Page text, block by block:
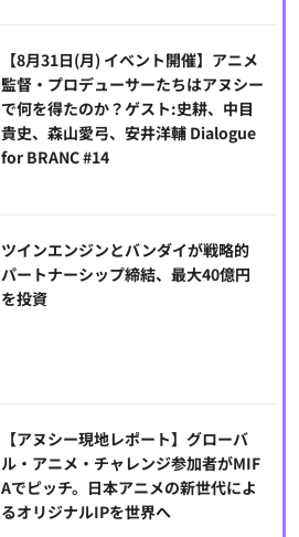
【8月31日(月) イベント開催】アニメ
監督・プロデューサーたちはアヌシー
で何を得たのか？ゲスト:史耕、中目
貴史、森山愛弓、安井洋輔 Dialogue
for BRANC #14
ツインエンジンとバンダイが戦略的
パートナーシップ締結、最大40億円
を投資
【アヌシー現地レポート】グローバ
ル・アニメ・チャレンジ参加者がMIF
Aでピッチ。日本アニメの新世代によ
るオリジナルIPを世界へ